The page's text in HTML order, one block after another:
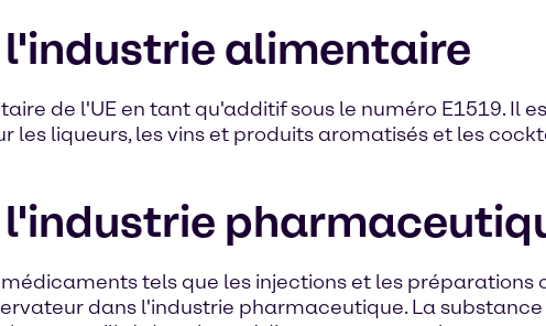
alimentaire
de l'UE en tant qu'additif sous le numéro E1519. Il
liqueurs, les vins et produits aromatisés et les
tels que les injections et les préparations
dans l'industrie pharmaceutique. La